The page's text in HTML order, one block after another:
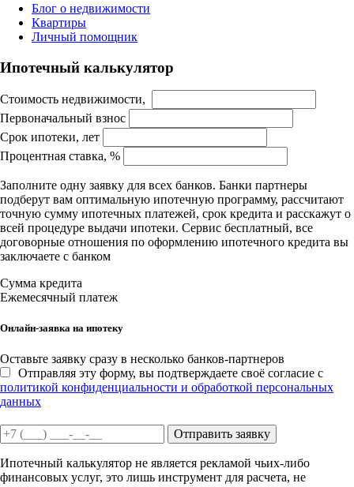
Блог о недвижимости
Квартиры
Личный помощник
Ипотечный калькулятор
Стоимость недвижимости,
Первоначальный взнос
Срок ипотеки, лет
Процентная ставка, %
Заполните одну заявку для всех банков. Банки партнеры
подберут вам оптимальную ипотечную программу, рассчитают
точную сумму ипотечных платежей, срок кредита и расскажут о
всей процедуре выдачи ипотеки. Сервис бесплатный, все
договорные отношения по оформлению ипотечного кредита вы
заключаете с банком
Сумма кредита
Ежемесячный платеж
Онлайн-заявка на ипотеку
Оставьте заявку сразу в несколько банков-партнеров
Отправляя эту форму, вы подтверждаете своё согласие с
политикой конфиденциальности и обработкой персональных
данных
Отправить заявку
Ипотечный калькулятор не является рекламой чьих-либо
финансовых услуг, это лишь инструмент для расчета, не